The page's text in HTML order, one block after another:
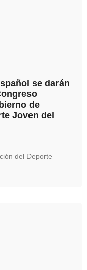
se darán
de
Joven del
del Deporte